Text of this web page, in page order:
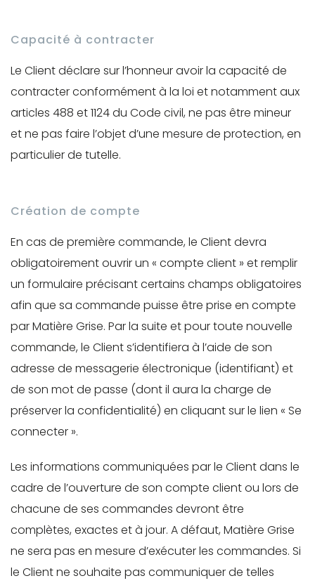
Capacité à contracter
Le Client déclare sur l’honneur avoir la capacité de
contracter conformément à la loi et notamment aux
articles 488 et 1124 du Code civil, ne pas être mineur
et ne pas faire l’objet d’une mesure de protection, en
particulier de tutelle.
Création de compte
En cas de première commande, le Client devra
obligatoirement ouvrir un « compte client » et remplir
un formulaire précisant certains champs obligatoires
afin que sa commande puisse être prise en compte
par Matière Grise. Par la suite et pour toute nouvelle
commande, le Client s’identifiera à l’aide de son
adresse de messagerie électronique (identifiant) et
de son mot de passe (dont il aura la charge de
préserver la confidentialité) en cliquant sur le lien « Se
connecter ».
Les informations communiquées par le Client dans le
cadre de l’ouverture de son compte client ou lors de
chacune de ses commandes devront être
complètes, exactes et à jour. A défaut, Matière Grise
ne sera pas en mesure d’exécuter les commandes. Si
le Client ne souhaite pas communiquer de telles